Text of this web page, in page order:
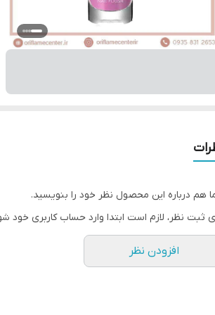
هم درباره این محصول نظر خود را بنویسید.
ثبت نظر، لازم است ابتدا وارد حساب کاربری خود
افزودن نظر